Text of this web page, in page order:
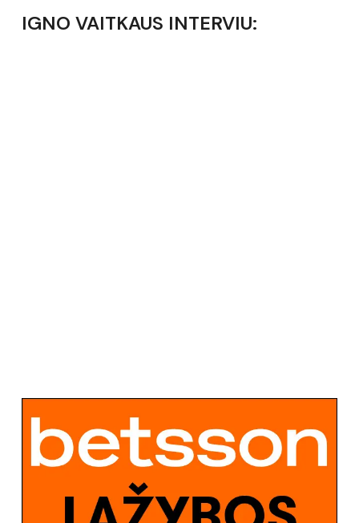
IGNO VAITKAUS INTERVIU: